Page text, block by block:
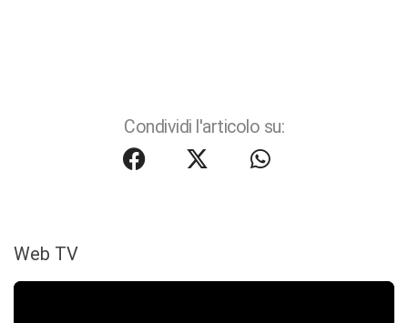
Condividi l'articolo su:
Web TV